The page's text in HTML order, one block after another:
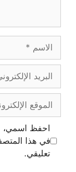
الاسم
البريد
الإلكتروني
الموقع
الإلكتروني
احفظ اسمي،
في هذا
تعليقي.